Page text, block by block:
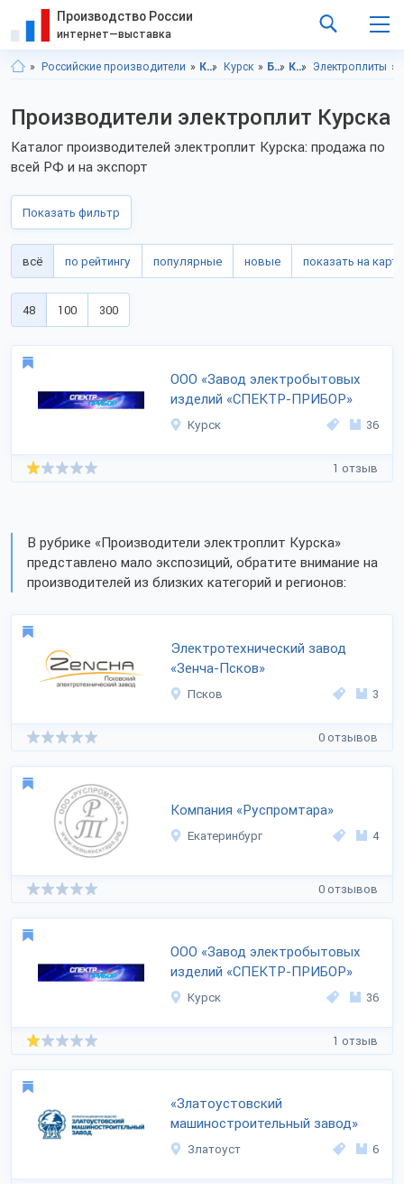
Производство России
интернет—выставка
Российские производители Курская область Курск Бытовая техника, электроника Кухонная техника Электроплиты
Производители электроплит Курска
Каталог производителей электроплит Курска: продажа по
всей РФ и на экспорт
Показать фильтр
всё по рейтингу популярные новые показать на карте
48 100 300
ООО «Завод электробытовых
изделий «СПЕКТР-ПРИБОР»
Курск 36
1 отзыв
В рубрике «Производители электроплит Курска»
представлено мало экспозиций, обратите внимание на
производителей из близких категорий и регионов:
Электротехнический завод
«Зенча-Псков»
Псков 3
0 отзывов
Компания «Руспромтара»
Екатеринбург 4
0 отзывов
ООО «Завод электробытовых
изделий «СПЕКТР-ПРИБОР»
Курск 36
1 отзыв
«Златоустовский
машиностроительный завод»
Златоуст 6